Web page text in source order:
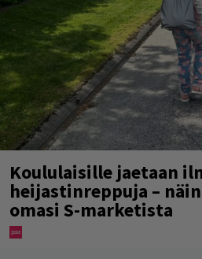
Koululaisille jaetaan
heijastinreppuja –
omasi S-marketista